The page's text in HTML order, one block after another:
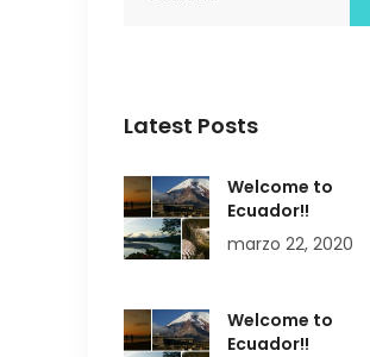
Latest Posts
Welcome to
Ecuador!!
marzo 22, 2020
Welcome to
Ecuador!!